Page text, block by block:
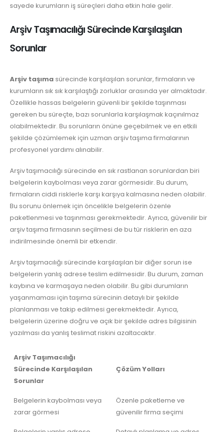
sayede kurumların iş süreçleri daha etkin hale gelir.
Arşiv Taşımacılığı Sürecinde Karşılaşılan
Sorunlar
Arşiv taşıma sürecinde karşılaşılan sorunlar, firmaların ve
kurumların sık sık karşılaştığı zorluklar arasında yer almaktadır.
Özellikle hassas belgelerin güvenli bir şekilde taşınması
gereken bu süreçte, bazı sorunlarla karşılaşmak kaçınılmaz
olabilmektedir. Bu sorunların önüne geçebilmek ve en etkili
şekilde çözümlemek için uzman arşiv taşıma firmalarının
profesyonel yardımı alınabilir.
Arşiv taşımacılığı sürecinde en sık rastlanan sorunlardan biri
belgelerin kaybolması veya zarar görmesidir. Bu durum,
firmaların ciddi risklerle karşı karşıya kalmasına neden olabilir.
Bu sorunu önlemek için öncelikle belgelerin özenle
paketlenmesi ve taşınması gerekmektedir. Ayrıca, güvenilir bir
arşiv taşıma firmasının seçilmesi de bu tür risklerin en aza
indirilmesinde önemli bir etkendir.
Arşiv taşımacılığı sürecinde karşılaşılan bir diğer sorun ise
belgelerin yanlış adrese teslim edilmesidir. Bu durum, zaman
kaybına ve karmaşaya neden olabilir. Bu gibi durumların
yaşanmaması için taşıma sürecinin detaylı bir şekilde
planlanması ve takip edilmesi gerekmektedir. Ayrıca,
belgelerin üzerine doğru ve açık bir şekilde adres bilgisinin
yazılması da yanlış teslimat riskini azaltacaktır.
Arşiv Taşımacılığı
Sürecinde Karşılaşılan
Sorunlar
Çözüm Yolları
Belgelerin kaybolması veya
zarar görmesi
Özenle paketleme ve
güvenilir firma seçimi